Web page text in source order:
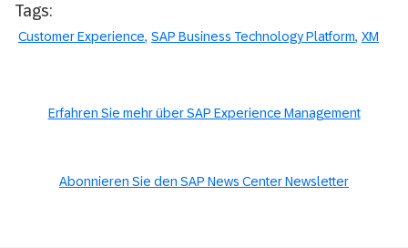
Tags:
Customer Experience SAP Business Technology Platform XM
Erfahren Sie mehr über SAP Experience Management
Abonnieren Sie den SAP News Center Newsletter